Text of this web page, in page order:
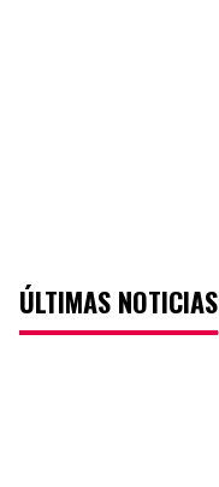
ÚLTIMAS NOTICIAS